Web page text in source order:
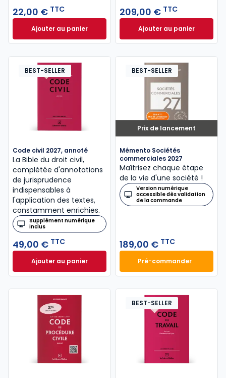
22,00 € TTC
Ajouter au panierCode civil 2027 annoté. Édition limitée à 22,00 € TTC
209,00 € TTC
Ajouter au panier
Mémento Social
BEST-SELLER
Code civil 2027, annoté
La Bible du droit civil,
complétée d'annotations
de jurisprudence
indispensables à
l'application des textes,
constamment enrichies.
Supplément numérique
inclus
49,00 € TTC
Ajouter au panierCode civil 2027, annoté à 49,00 € TTC
Prix de lancement
BEST-SELLER
Mémento Sociétés
commerciales 2027
Maîtrisez chaque étape
de la vie d'une société !
Version numérique
accessible dès validation
de la commande
189,00 € TTC
Pré-commander
Mémento
BEST-SELLER